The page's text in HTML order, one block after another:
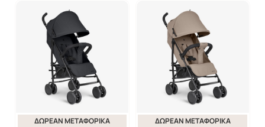
ΔΩΡΕΆΝ ΜΕΤΑΦΟΡΙΚΆ ΔΩΡΕΆΝ ΜΕΤΑΦΟΡΙΚΆ